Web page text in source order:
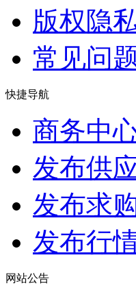
版权隐
常见问
快捷导航
商务中
发布供
发布求
发布行
网站公告